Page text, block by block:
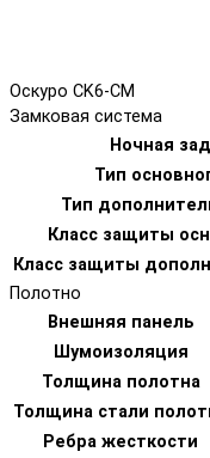
Оскуро CK6-CM
Замковая система
Ночная
Тип
Тип
Класс защиты
Класс защиты
Полотно
Внешняя панель
Шумоизоляция
Толщина полотна
Толщина стали
Ребра жесткости